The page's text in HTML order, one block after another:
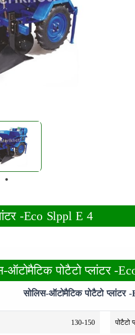
-Eco Slppl E 4
ऑटोमैटिक पोटैटो प्लांटर -
सोलिस-ऑटोमैटिक पोटैटो प्लांटर
130-150 पोटैटो